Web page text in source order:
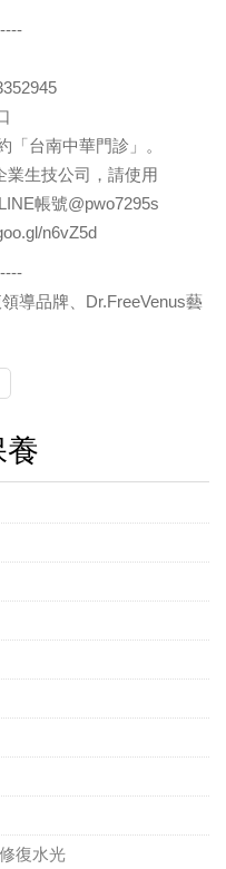
「台南中華門診」。
業生技公司，請使用
帳號@pwo7295s
n6vZ5d
導品牌、Dr.FreeVenus藝
養
復水光